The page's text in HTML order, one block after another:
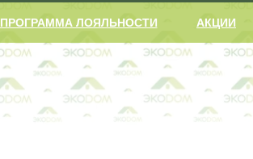
АКЦИИ
ПРОГРАММА ЛОЯЛЬНОСТИ